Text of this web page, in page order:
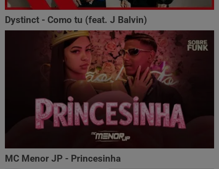
Dystinct - Como tu (feat. J Balvin)
MC Menor JP - Princesinha